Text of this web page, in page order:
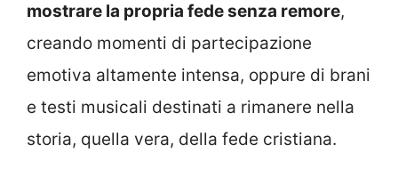
mostrare la propria fede senza remore,
creando momenti di partecipazione
emotiva altamente intensa, oppure di brani
e testi musicali destinati a rimanere nella
storia, quella vera, della fede cristiana.